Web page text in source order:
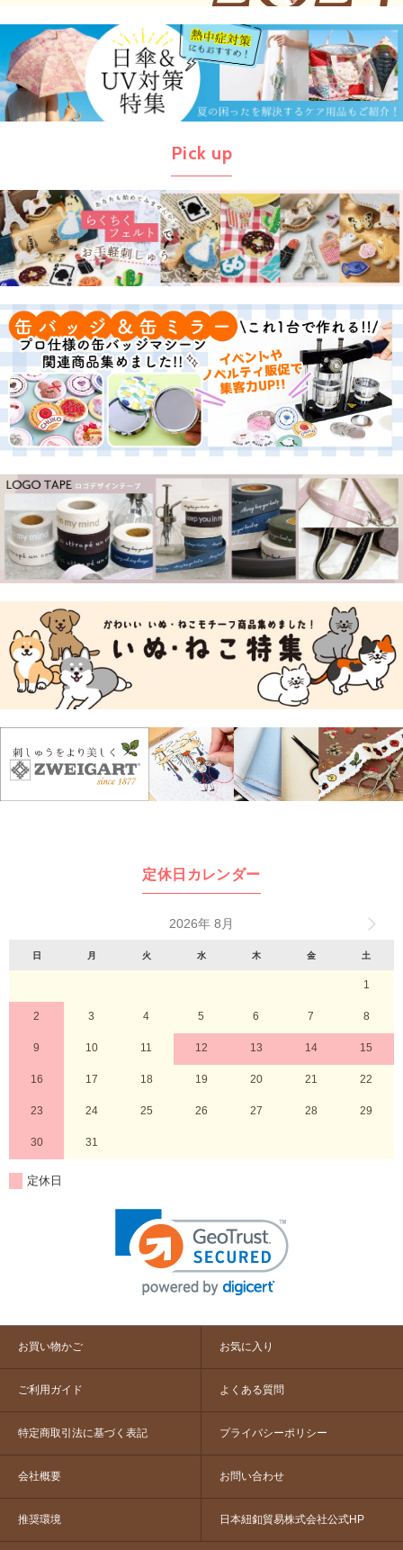
Pick up
定休日カレンダー
2026年 8月
日 月 火 水 木 金 土
1
2 3 4 5 6 7 8
9 10 11 12 13 14 15
16 17 18 19 20 21 22
23 24 25 26 27 28 29
30 31
定休日
お買い物かご お気に入り
ご利用ガイド よくある質問
特定商取引法に基づく表記 プライバシーポリシー
会社概要 お問い合わせ
推奨環境 日本紐釦貿易株式会社公式HP